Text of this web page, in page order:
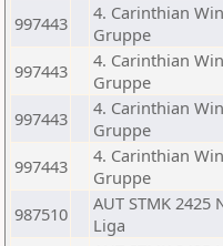
997443
4. Carinthian
Gruppe
997443
4. Carinthian
Gruppe
997443
4. Carinthian
Gruppe
997443
4. Carinthian
Gruppe
987510
AUT STMK 2425
Liga